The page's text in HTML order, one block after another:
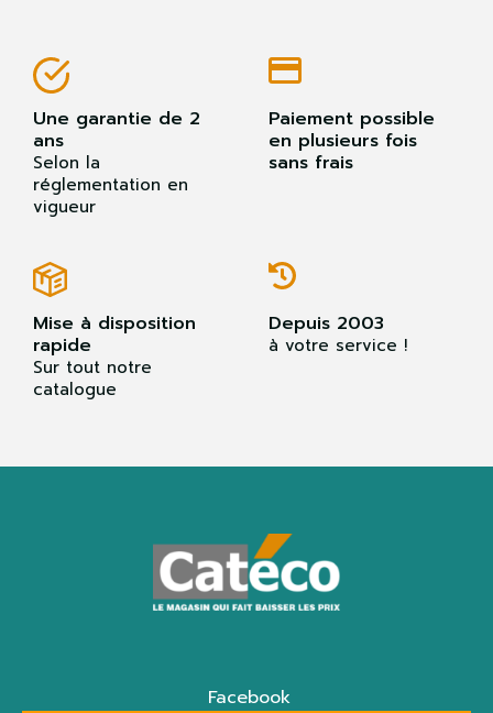
Une garantie de 2
ans
Selon la
réglementation en
vigueur
Paiement possible
en plusieurs fois
sans frais
Mise à disposition
rapide
Sur tout notre
catalogue
Depuis 2003
à votre service !
Facebook